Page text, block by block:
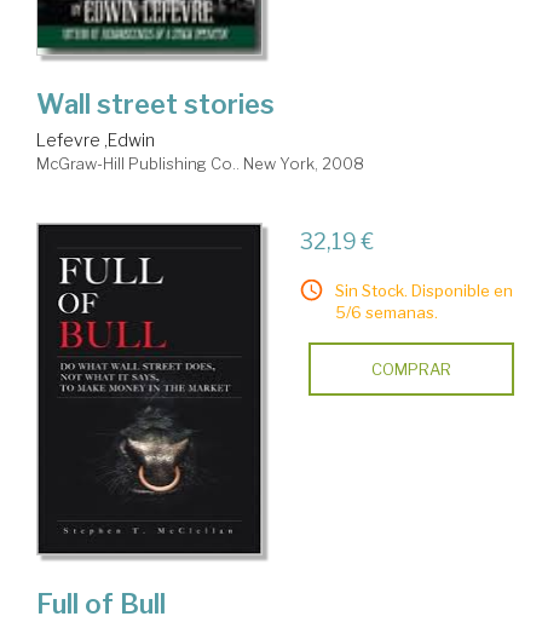
Wall street stories
Lefevre ,Edwin
McGraw-Hill Publishing Co.. New York, 2008
32,19 €
Sin Stock. Disponible en
5/6 semanas.
COMPRAR
Full of Bull